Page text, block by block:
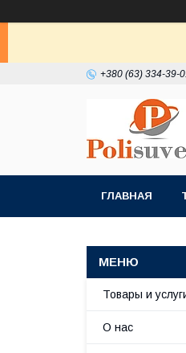
+380 (63) 334-39-
ГЛАВНАЯ
Товары и
О нас